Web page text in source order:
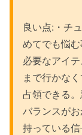
良い点:・チ
めてでも悩
必要なアイ
まで行かな
占領できる
バランスが
持っている